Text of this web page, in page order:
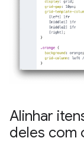
Alinhar
deles com